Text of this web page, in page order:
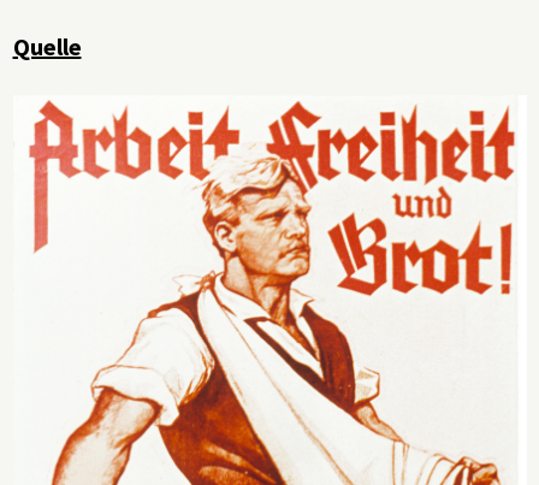
Quelle